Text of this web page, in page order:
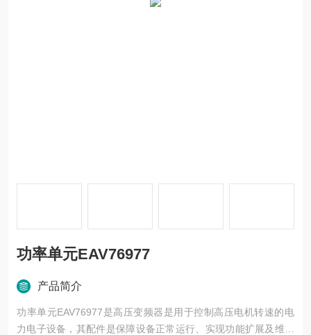
功率单元EAV76977
产品简介
功率单元EAV76977是高压变频器是用于控制高压电机转速的电
力电子设备，其配件是保障设备正常运行、实现功能扩展及维护